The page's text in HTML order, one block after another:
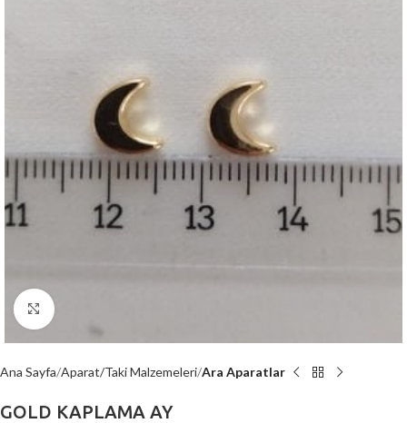
Click to enlarge
Ana Sayfa Aparat/Taki Malzemeleri Ara Aparatlar
GOLD KAPLAMA AY